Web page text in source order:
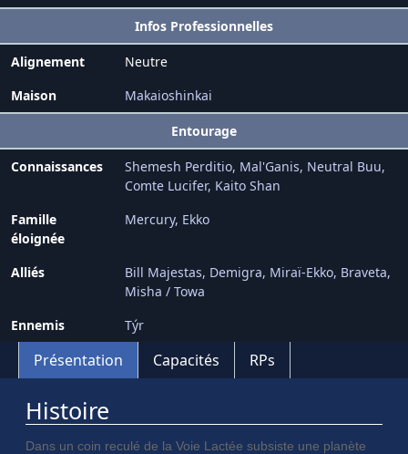
Infos Professionnelles
Alignement
Neutre
Maison
Makaioshinkai
Entourage
Connaissances Shemesh Perditio Mal'Ganis Neutral Buu
Comte Lucifer Kaito Shan
Famille
éloignée
Mercury Ekko
Alliés Bill Majestas Demigra Miraï-Ekko Braveta
Misha / Towa
Ennemis
Týr
Présentation Capacités RPs
Histoire
Dans un coin reculé de la Voie Lactée subsiste une planète